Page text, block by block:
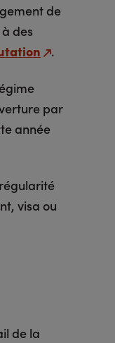
de
des
.
par
année
visa ou
de la